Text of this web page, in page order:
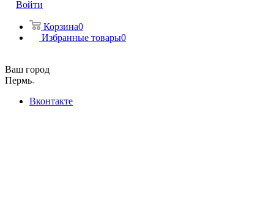
Войти
Корзина0
Избранные товары0
Ваш город
Пермь
Вконтакте